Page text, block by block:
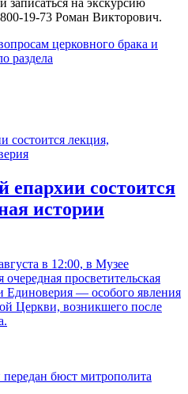
записаться на экскурсию
19-73 Роман Викторович.
церковного брака и
раздела
епархии состоится
истории
в 12:00, в Музее
просветительская
Единоверия — особого явления
Церкви, возникшего после